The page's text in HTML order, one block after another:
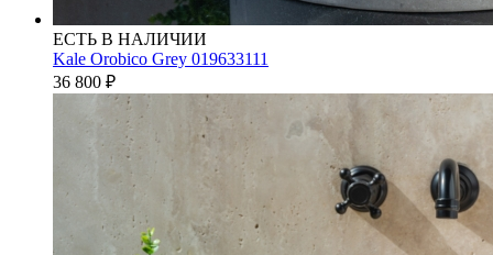
ЕСТЬ В НАЛИЧИИ
Kale Orobico Grey 019633111
36 800 ₽